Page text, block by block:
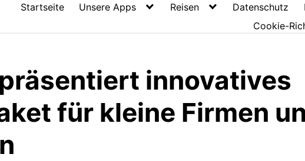
Startseite Unsere Apps Reisen Datenschutz
Cookie-
innovatives
für kleine Firmen